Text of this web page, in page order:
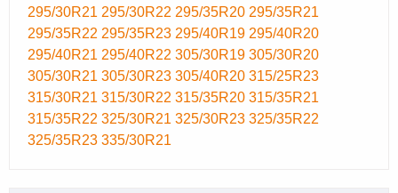
295/30R21 295/30R22 295/35R20 295/35R21
295/35R22 295/35R23 295/40R19 295/40R20
295/40R21 295/40R22 305/30R19 305/30R20
305/30R21 305/30R23 305/40R20 315/25R23
315/30R21 315/30R22 315/35R20 315/35R21
315/35R22 325/30R21 325/30R23 325/35R22
325/35R23 335/30R21